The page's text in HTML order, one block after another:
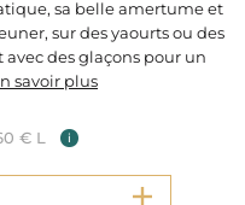
sa belle amertume et
sur des yaourts ou des
avec des glaçons pour un
savoir plus
€ L i